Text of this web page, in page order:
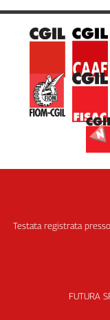
Testata registrata
FUTURA